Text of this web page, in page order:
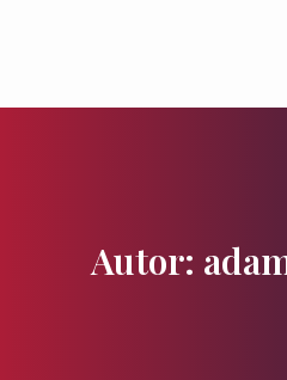
Autor: